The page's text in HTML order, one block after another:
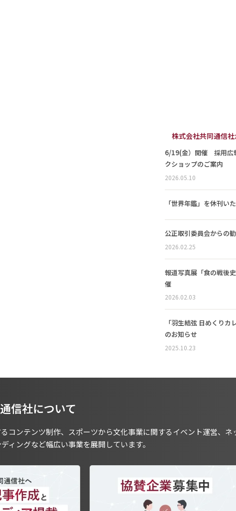
株式会社共同通信
6/19(金）開催 採用広
クショップのご案内
2026.05.10
「世界年鑑」を休刊い
公正取引委員会からの
2026.02.25
報道写真展「食の戦後
催
2026.02.03
「羽生結弦 日めくりカ
のお知らせ
2025.10.23
信社について
コンテンツ制作、スポーツから文化事業に関するイベント運営、ネ
ィングなど幅広い事業を展開しています。